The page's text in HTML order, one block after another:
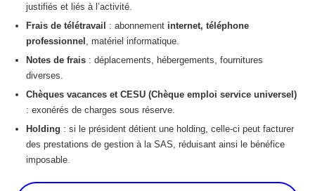
justifiés et liés à l’activité.
Frais de télétravail : abonnement internet, téléphone
professionnel , matériel informatique.
Notes de frais : déplacements, hébergements, fournitures
diverses.
Chèques vacances et CESU (Chèque emploi service universel)
: exonérés de charges sous réserve.
Holding : si le président détient une holding, celle-ci peut facturer
des prestations de gestion à la SAS, réduisant ainsi le bénéfice
imposable.